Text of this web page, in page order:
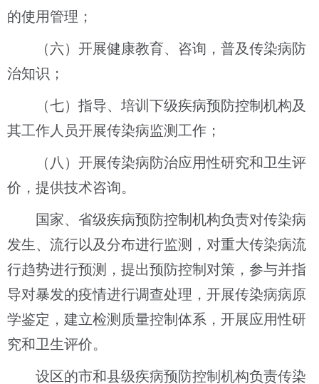
的使用管理；
（六）开展健康教育、咨询，普及传染病防
治知识；
（七）指导、培训下级疾病预防控制机构及
其工作人员开展传染病监测工作；
（八）开展传染病防治应用性研究和卫生评
价，提供技术咨询。
国家、省级疾病预防控制机构负责对传染病
发生、流行以及分布进行监测，对重大传染病流
行趋势进行预测，提出预防控制对策，参与并指
导对暴发的疫情进行调查处理，开展传染病病原
学鉴定，建立检测质量控制体系，开展应用性研
究和卫生评价。
设区的市和县级疾病预防控制机构负责传染